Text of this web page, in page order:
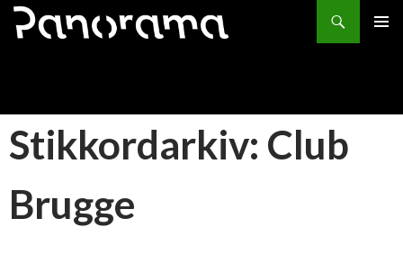
Søk
HOPP
Stikkordarkiv: Club
Brugge